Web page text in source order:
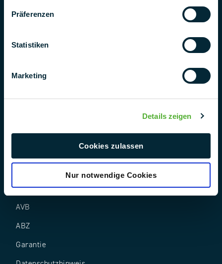
Präferenzen
Statistiken
Marketing
Details zeigen
Cookies zulassen
Nur notwendige Cookies
AEB
AVB
ABZ
Garantie
Follow us